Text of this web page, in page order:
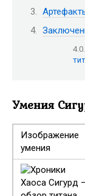
Умения
Изображение
умения